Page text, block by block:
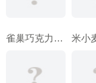
雀巢巧克力麦片球